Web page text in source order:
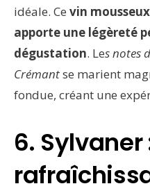
idéale. Ce vin
apporte une légèreté
dégustation. Les notes
Crémantse marient
fondue, créant une
6.